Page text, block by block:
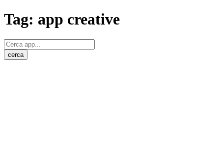
Tag: app creative